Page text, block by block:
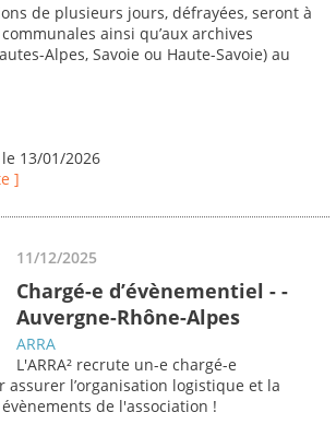
de plusieurs jours, défrayées, seront à
ainsi qu’aux archives
Alpes, Savoie ou Haute-Savoie) au
13/01/2026
]
11/12/2025
Chargé-e d’évènementiel - -
Auvergne-Rhône-Alpes
ARRA
L'ARRA² recrute un-e chargé-e
l’organisation logistique et la
de l'association !